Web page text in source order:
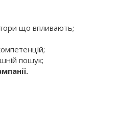
що впливають;
пошук;